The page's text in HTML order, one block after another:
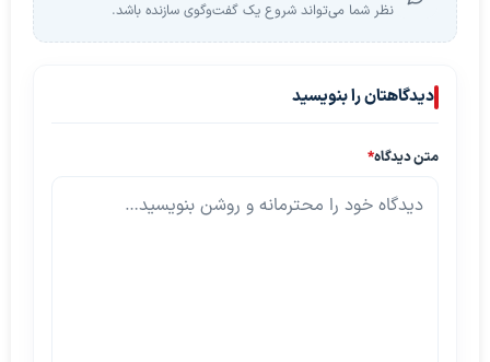
نظر شما می‌تواند شروع یک گفت‌وگوی سازنده باشد.
دیدگاهتان را بنویسید
متن دیدگاه*